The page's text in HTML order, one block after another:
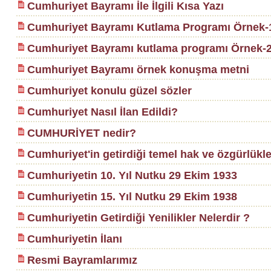
Cumhuriyet Bayramı İle İlgili Kısa Yazı
Cumhuriyet Bayramı Kutlama Programı Örnek-
Cumhuriyet Bayramı kutlama programı Örnek-
Cumhuriyet Bayramı örnek konuşma metni
Cumhuriyet konulu güzel sözler
Cumhuriyet Nasıl İlan Edildi?
CUMHURİYET nedir?
Cumhuriyet'in getirdiği temel hak ve
Cumhuriyetin 10. Yıl Nutku 29 Ekim 1933
Cumhuriyetin 15. Yıl Nutku 29 Ekim 1938
Cumhuriyetin Getirdiği Yenilikler Nelerdir ?
Cumhuriyetin İlanı
Resmi Bayramlarımız